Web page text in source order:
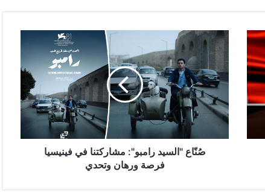
صُنّاع
"السيد
رامبو":
مشاركتنا
في
فينيسيا
فرصة
ورهان
وتحدي
صُنّاع "السيد رامبو": مشاركتنا في فينيسيا
فرصة ورهان وتحدي